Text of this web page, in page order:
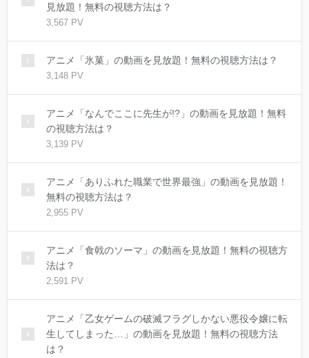
見放題！無料の視聴方法は？
3,567 PV
アニメ「氷菓」の動画を見放題！無料の視聴方法は？
3,148 PV
アニメ「なんでここに先生が!?」の動画を見放題！無料
の視聴方法は？
3,139 PV
アニメ「ありふれた職業で世界最強」の動画を見放題！
無料の視聴方法は？
2,955 PV
アニメ「食戟のソーマ」の動画を見放題！無料の視聴方
法は？
2,591 PV
アニメ「乙女ゲームの破滅フラグしかない悪役令嬢に転
生してしまった…」の動画を見放題！無料の視聴方法
は？